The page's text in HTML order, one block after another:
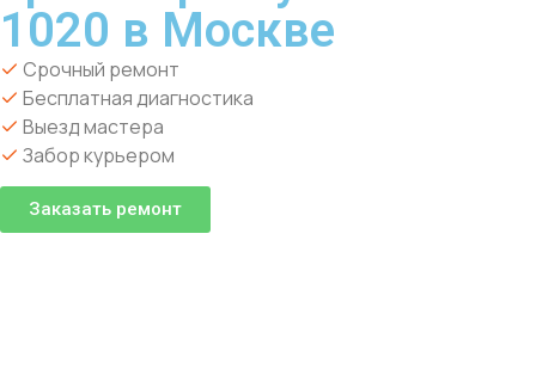
1020 в Москве
Срочный ремонт
Бесплатная диагностика
Выезд мастера
Забор курьером
Заказать ремонт